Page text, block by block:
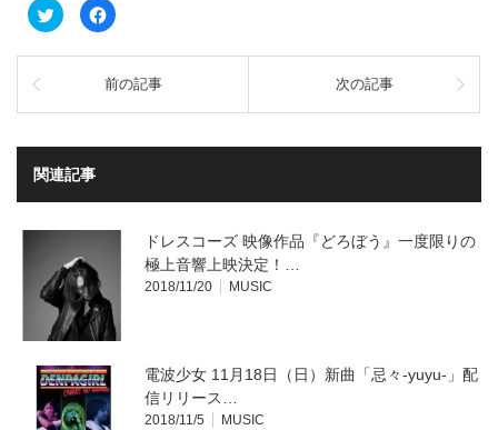
ク
リ
共
(新
い
ウ
開
き
ま
す)
Facebook
で
る
に
ク
ッ
ィ
ン
ド
ウ
開
き
ま
す)
前の記事 次の記事
関連記事
ドレスコーズ 映像作品『どろぼう』一度限りの
極上音響上映決定！…
2018/11/20 MUSIC
電波少女 11月18日（日）新曲「忌々-yuyu-」配
信リリース…
2018/11/5 MUSIC